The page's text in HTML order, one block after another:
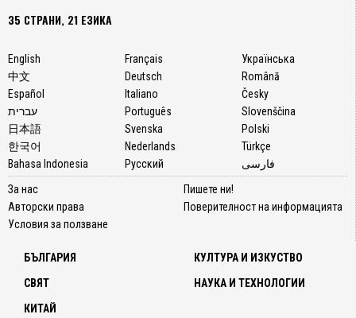
35 СТРАНИ, 21 ЕЗИКА
English
中文
Español
עברית
日本語
한국어
Bahasa Indonesia
Français
Deutsch
Italiano
Português
Svenska
Nederlands
Русский
Українська
Română
Česky
Slovenščina
Polski
Türkçe
فارسی
За нас
Авторски права
Условия за ползване
Пишете ни!
Поверителност на информацията
БЪЛГАРИЯ
СВЯТ
КИТАЙ
КУЛТУРА И ИЗКУСТВО
НАУКА И ТЕХНОЛОГИИ